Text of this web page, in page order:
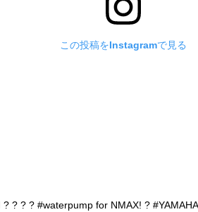
この投稿をInstagramで見る
? ? ? ? #waterpump for NMAX! ?